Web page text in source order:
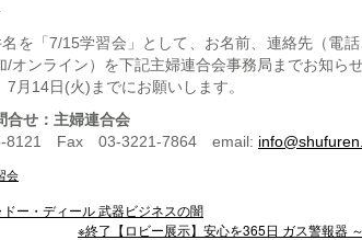
を「7/15学習会」として、お名前、連絡先（電
/オンライン）を下記主婦連合会事務局までお知らせ
月14日(火)までにお願いします。
合せ：主婦連合会
8121 Fax 03-3221-7864 email:
会
ドー・ディール 武器ビジネスの闇
※終了【ロビー展示】安心を365日 ガス警報器